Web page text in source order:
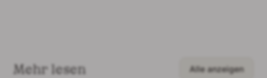
Mehr lesen Alle anzeigen